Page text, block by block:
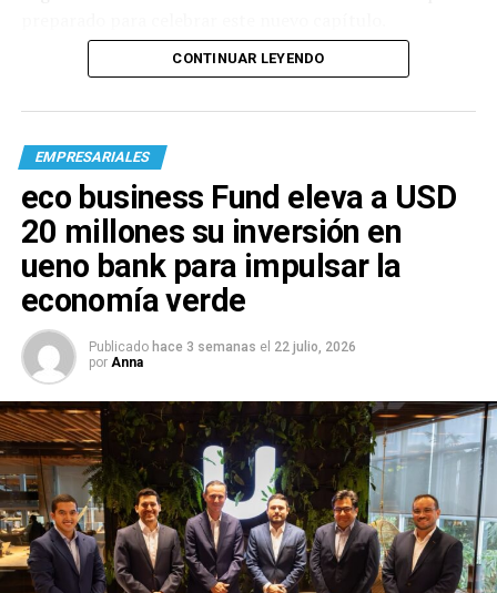
CONTINUAR LEYENDO
EMPRESARIALES
eco business Fund eleva a USD
20 millones su inversión en
ueno bank para impulsar la
economía verde
Publicado hace 3 semanas el 22 julio, 2026
por Anna